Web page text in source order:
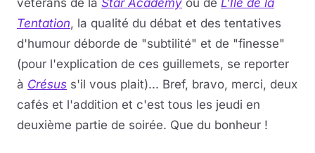
vétérans de la Star Academy ou de L'Ile de la
Tentation, la qualité du débat et des tentatives
d'humour déborde de "subtilité" et de "finesse"
(pour l'explication de ces guillemets, se reporter
à Crésus s'il vous plait)... Bref, bravo, merci, deux
cafés et l'addition et c'est tous les jeudi en
deuxième partie de soirée. Que du bonheur !